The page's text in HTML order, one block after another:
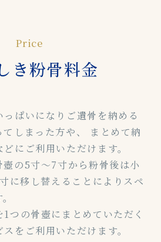
Price
き粉骨料金
ぱいになりご遺骨を納める
しまった方や、
まとめて納
にご利用いただけます。
の5寸～7寸から粉骨後は小
に移し替えることによりスペ
つの骨壺にまとめていただく
をご利用いただけます。